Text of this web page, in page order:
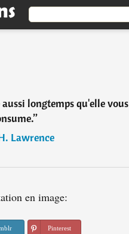
longtemps qu'elle vous
”
Lawrence
en image:
Pinterest